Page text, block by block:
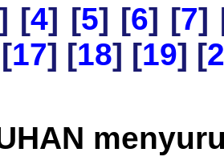
[4] [5] [6] [7]
17] [18] [19] [